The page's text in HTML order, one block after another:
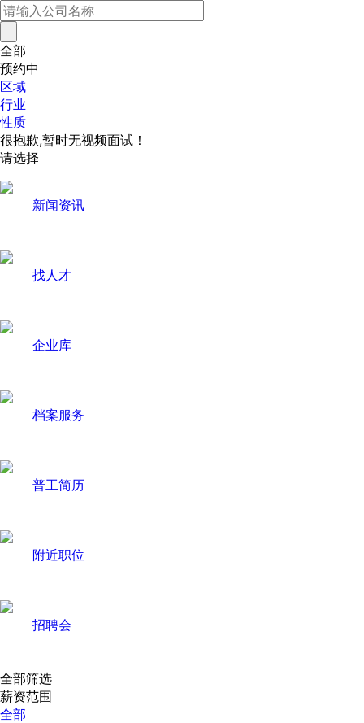
全部
预约中
区域
行业
性质
很抱歉,暂时无视频面试！
请选择
新闻资讯
找人才
企业库
档案服务
普工简历
附近职位
招聘会
全部筛选
薪资范围
全部